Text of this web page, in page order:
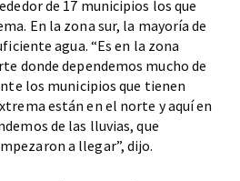
de 17 municipios los que
En la zona sur, la mayoría de
agua. “Es en la zona
donde dependemos mucho de
los municipios que tienen
están en el norte y aquí en
de las lluvias, que
a llegar”, dijo.